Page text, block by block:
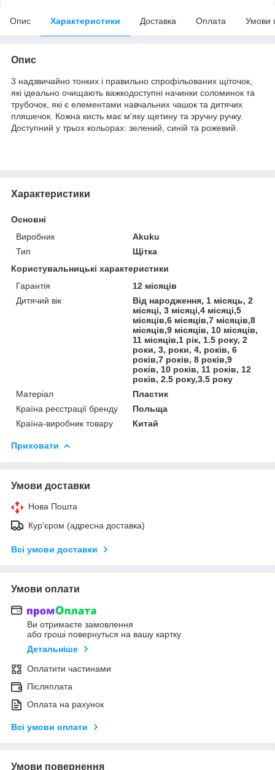
Опис Характеристики Доставка Оплата Умови
Опис
3 надзвичайно тонких і правильно спрофільованих щіточок,
які ідеально очищають важкодоступні начинки соломинок та
трубочок, які є елементами навчальних чашок та дитячих
пляшечок. Кожна кисть має м'яку щетину та зручну ручку.
Доступний у трьох кольорах: зелений, синій та рожевий.
Характеристики
Основні
Виробник
Akuku
Тип
Щітка
Користувальницькі характеристики
Гарантія
12 місяців
Дитячий вік
Від народження, 1 місяць, 2
місяці, 3 місяці,4 місяці,5
місяців,6 місяців,7 місяців,8
місяців,9 місяців, 10 місяців,
11 місяців,1 рік, 1.5 року, 2
роки, 3, роки, 4, років, 6
років,7 років, 8 років,9
років, 10 років, 11 років, 12
років, 2.5 року,3.5 року
Матеріал
Пластик
Країна реєстрації бренду
Польща
Країна-виробник товару
Китай
Приховати
Умови доставки
Нова Пошта
Кур'єром (адресна доставка)
Всі умови доставки
Умови оплати
Ви отримаєте замовлення
або гроші повернуться на вашу картку
Детальніше
Оплатити частинами
Післяплата
Оплата на рахунок
Всі умови оплати
Умови повернення